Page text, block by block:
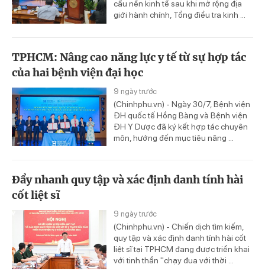
cấu nền kinh tế sau khi mở rộng địa
giới hành chính, Tổng điều tra kinh ...
TPHCM: Nâng cao năng lực y tế từ sự hợp tác
của hai bệnh viện đại học
9 ngày trước
(Chinhphu.vn) - Ngày 30/7, Bệnh viện
ĐH quốc tế Hồng Bàng và Bệnh viện
ĐH Y Dược đã ký kết hợp tác chuyên
môn, hướng đến mục tiêu nâng ...
Đẩy nhanh quy tập và xác định danh tính hài
cốt liệt sĩ
9 ngày trước
(Chinhphu.vn) - Chiến dịch tìm kiếm,
quy tập và xác định danh tính hài cốt
liệt sĩ tại TPHCM đang được triển khai
với tinh thần "chạy đua với thời ...